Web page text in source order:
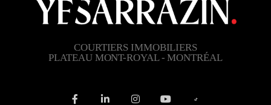
COURTIERS IMMOBILIERS
PLATEAU MONT-ROYAL - MONTRÉAL